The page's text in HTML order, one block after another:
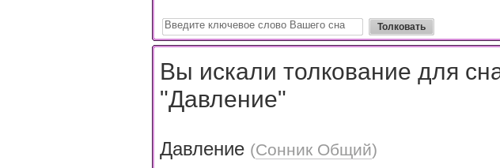
Вы искали толкование для
"Давление"
Давление (Сонник Общий)